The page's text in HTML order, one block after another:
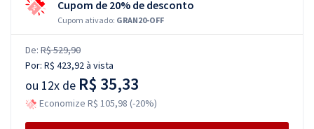
Cupom de 20% de desconto
Cupom ativado: GRAN20-OFF
De: R$ 529,90
Por: R$ 423,92à vista
ou 12x de R$ 35,33
Economize R$ 105,98 (-20%)